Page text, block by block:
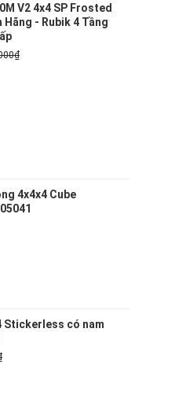
V2 4x4 SP Frosted
- Rubik 4 Tầng
4x4x4 Cube
Stickerless có nam